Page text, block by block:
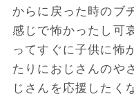
からに戻った時のブ
感じで怖かったし可
ってすぐに子供に怖
たりにおじさんのや
じさんを応援したく